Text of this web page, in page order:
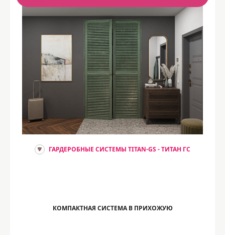
ГАРДЕРОБНЫЕ СИСТЕМЫ TITAN-GS - ТИТАН ГС
КОМПАКТНАЯ СИСТЕМА В ПРИХОЖУЮ